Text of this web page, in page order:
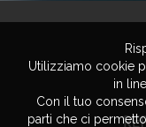
Utilizziamo cookie
in
Con il tuo
parti che ci